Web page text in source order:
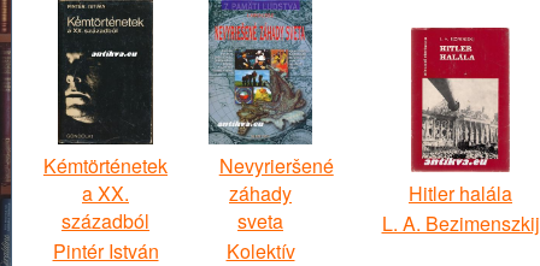
Kémtörténetek
a XX.
századból
Pintér István
Nevyrieršené
záhady
sveta
Kolektív
Hitler halála
L. A. Bezimenszkij